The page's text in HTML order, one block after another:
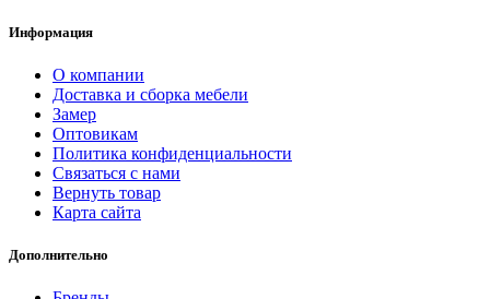
Информация
О компании
Доставка и сборка мебели
Замер
Оптовикам
Политика конфиденциальности
Связаться с нами
Вернуть товар
Карта сайта
Дополнительно